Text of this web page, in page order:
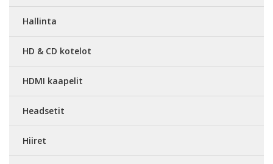
Hallinta
HD & CD kotelot
HDMI kaapelit
Headsetit
Hiiret